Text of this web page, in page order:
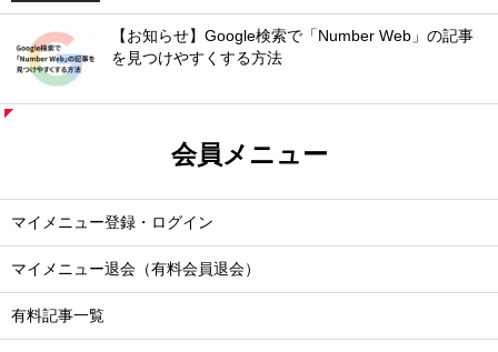
【お知らせ】Google検索で「Number Web」の記事
を見つけやすくする方法
会員メニュー
マイメニュー登録・ログイン
マイメニュー退会（有料会員退会）
有料記事一覧